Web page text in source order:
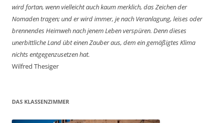
wird fortan, wenn vielleicht auch kaum merklich, das Zeichen der
Nomaden tragen; und er wird immer, je nach Veranlagung, leises oder
brennendes Heimweh nach jenem Leben verspüren. Denn dieses
unerbittliche Land übt einen Zauber aus, dem ein gemäßigtes Klima
nichts entgegenzusetzen hat.
Wilfred Thesiger
DAS KLASSENZIMMER